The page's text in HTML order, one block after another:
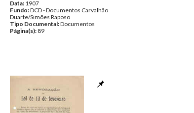
Data: 1907
Fundo:DCD - Documentos Carvalhão
Duarte/Simões Raposo
Tipo Documental:Documentos
Página(s): 89